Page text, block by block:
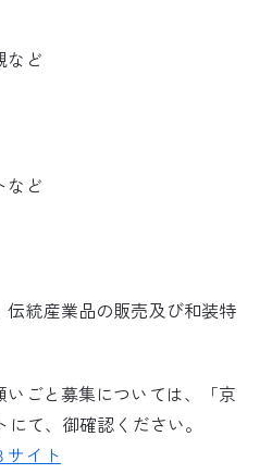
など
など
統産業品の販売及び和装特
ごと募集については、「京
て、御確認ください。
サイト